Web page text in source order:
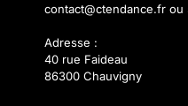
contact@ctendance.fr
Adresse :
40 rue Faideau
86300 Chauvigny